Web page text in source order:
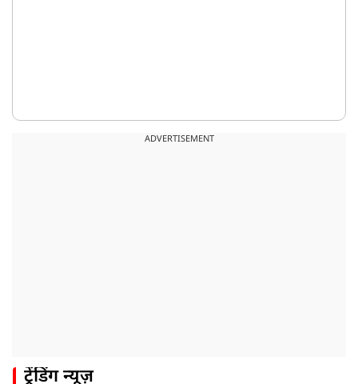
ADVERTISEMENT
ट्रेंडिंग न्यूज़